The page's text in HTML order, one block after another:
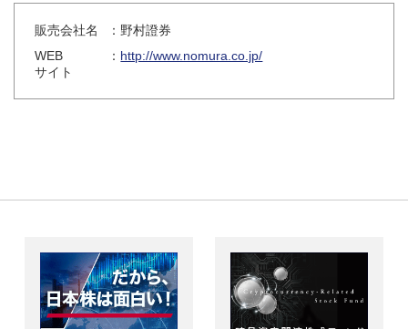
販売会社名
：野村證券
WEB
サイト
： http://www.nomura.co.jp/